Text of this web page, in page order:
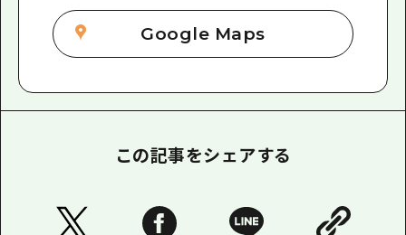
Google Maps
この記事をシェアする